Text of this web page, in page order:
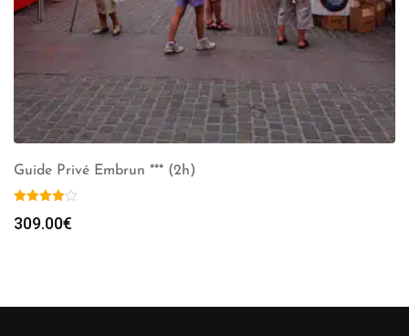
Guide Privé Embrun *** (2h)
309.00€